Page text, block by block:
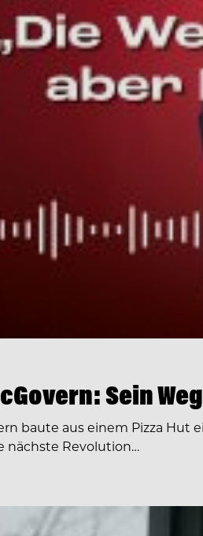
Sein
baute aus einem Pizza
nächste Revolution…